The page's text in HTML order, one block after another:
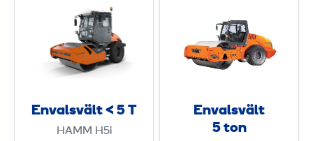
n
v
a
l
v
Envalsvält < 5 T
HAMM H5i
v
a
l
v
Envalsvält
5 ton